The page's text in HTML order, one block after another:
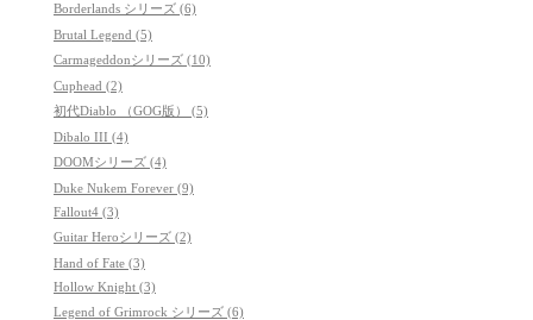
Borderlands シリーズ (6)
Brutal Legend (5)
Carmageddonシリーズ (10)
Cuphead (2)
初代Diablo （GOG版） (5)
Dibalo III (4)
DOOMシリーズ (4)
Duke Nukem Forever (9)
Fallout4 (3)
Guitar Heroシリーズ (2)
Hand of Fate (3)
Hollow Knight (3)
Legend of Grimrock シリーズ (6)